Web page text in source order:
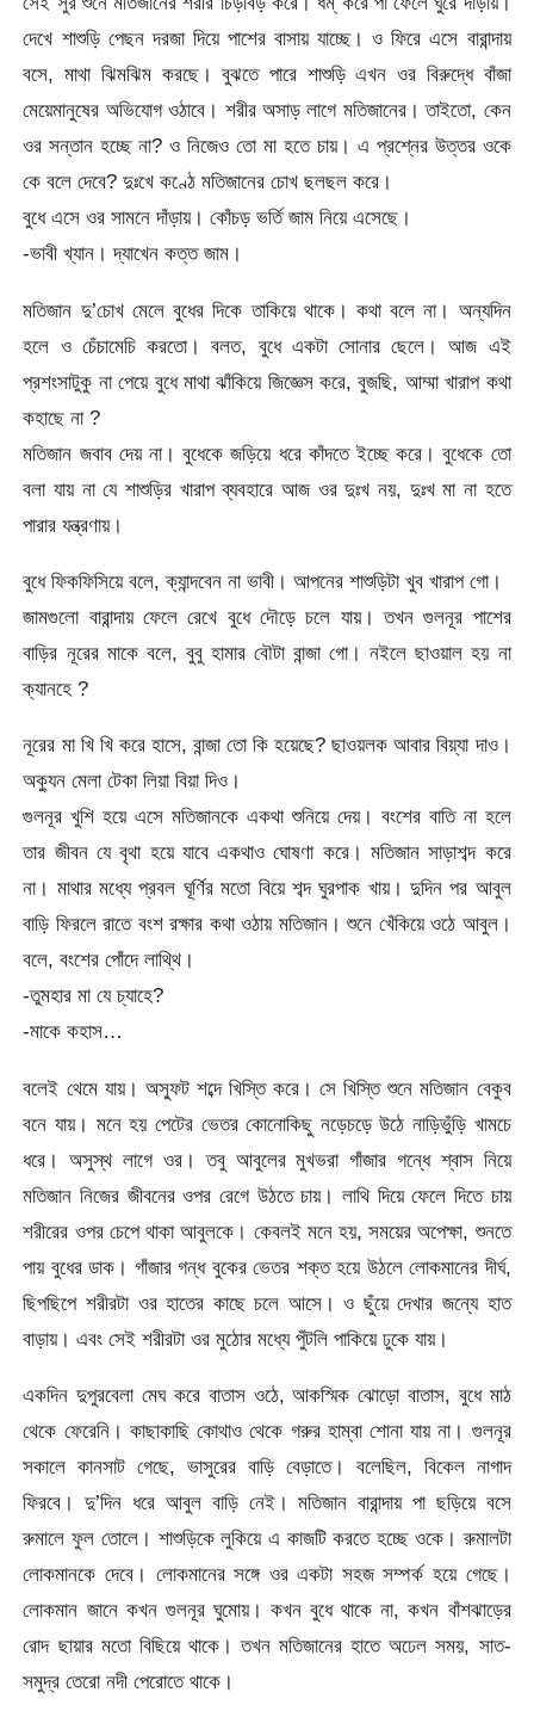
দেখে শাশুড়ি পেছন দরজা দিয়ে পাশের বাসায় যাচ্ছে। ও ফিরে এসে বারান্দায়
বসে, মাথা ঝিমঝিম করছে। বুঝতে পারে শাশুড়ি এখন ওর বিরুদ্ধে বাঁজা
মেয়েমানুষের অভিযোগ ওঠাবে। শরীর অসাড় লাগে মতিজানের। তাইতো, কেন
ওর সন্তান হচ্ছে না? ও নিজেও তো মা হতে চায়। এ প্রশ্নের উত্তর ওকে
কে বলে দেবে? দুঃখে কণ্ঠে মতিজানের চোখ ছলছল করে।
বুধে এসে ওর সামনে দাঁড়ায়। কোঁচড় ভর্তি জাম নিয়ে এসেছে।
-ভাবী খ্যান। দ্যাখেন কত্ত জাম।
মতিজান দু’চোখ মেলে বুধের দিকে তাকিয়ে থাকে। কথা বলে না। অন্যদিন
হলে ও চেঁচামেচি করতো। বলত, বুধে একটা সোনার ছেলে। আজ এই
প্রশংসাটুকু না পেয়ে বুধে মাথা ঝাঁকিয়ে জিজ্ঞেস করে, বুজছি, আম্মা খারাপ কথা
কহাছে না ?
মতিজান জবাব দেয় না। বুধেকে জড়িয়ে ধরে কাঁদতে ইচ্ছে করে। বুধেকে তো
বলা যায় না যে শাশুড়ির খারাপ ব্যবহারে আজ ওর দুঃখ নয়, দুঃখ মা না হতে
পারার যন্ত্রণায়।
বুধে ফিকফিসিয়ে বলে, ক্যান্দবেন না ভাবী। আপনের শাশুড়িটা খুব খারাপ গো।
জামগুলো বারান্দায় ফেলে রেখে বুধে দৌড়ে চলে যায়। তখন গুলনূর পাশের
বাড়ির নূরের মাকে বলে, বুবু হামার বৌটা বান্জা গো। নইলে ছাওয়াল হয় না
ক্যানহে ?
নূরের মা খি খি করে হাসে, বান্জা তো কি হয়েছে? ছাওয়লক আবার বিয়্যা দাও।
অক্যুন মেলা টেকা লিয়া বিয়া দিও।
গুলনূর খুশি হয়ে এসে মতিজানকে একথা শুনিয়ে দেয়। বংশের বাতি না হলে
তার জীবন যে বৃথা হয়ে যাবে একথাও ঘোষণা করে। মতিজান সাড়াশব্দ করে
না। মাথার মধ্যে প্রবল ঘূর্ণির মতো বিয়ে শব্দ ঘুরপাক খায়। দুদিন পর আবুল
বাড়ি ফিরলে রাতে বংশ রক্ষার কথা ওঠায় মতিজান। শুনে খেঁকিয়ে ওঠে আবুল।
বলে, বংশের পোঁদে লাথ্থি।
-তুমহার মা যে চ্যাহে?
-মাকে কহাস…
বলেই থেমে যায়। অস্ফুট শব্দে খিস্তি করে। সে খিস্তি শুনে মতিজান বেকুব
বনে যায়। মনে হয় পেটের ভেতর কোনোকিছু নড়েচড়ে উঠে নাড়িভুঁড়ি খামচে
ধরে। অসুস্থ লাগে ওর। তবু আবুলের মুখভরা গাঁজার গন্ধে শ্বাস নিয়ে
মতিজান নিজের জীবনের ওপর রেগে উঠতে চায়। লাথি দিয়ে ফেলে দিতে চায়
শরীরের ওপর চেপে থাকা আবুলকে। কেবলই মনে হয়, সময়ের অপেক্ষা, শুনতে
পায় বুধের ডাক। গাঁজার গন্ধ বুকের ভেতর শক্ত হয়ে উঠলে লোকমানের দীর্ঘ,
ছিপছিপে শরীরটা ওর হাতের কাছে চলে আসে। ও ছুঁয়ে দেখার জন্যে হাত
বাড়ায়। এবং সেই শরীরটা ওর মুঠোর মধ্যে পুঁটলি পাকিয়ে ঢুকে যায়।
একদিন দুপুরবেলা মেঘ করে বাতাস ওঠে, আকস্মিক ঝোড়ো বাতাস, বুধে মাঠ
থেকে ফেরেনি। কাছাকাছি কোথাও থেকে গরুর হাম্বা শোনা যায় না। গুলনূর
সকালে কানসাট গেছে, ভাসুরের বাড়ি বেড়াতে। বলেছিল, বিকেল নাগাদ
ফিরবে। দু’দিন ধরে আবুল বাড়ি নেই। মতিজান বারান্দায় পা ছড়িয়ে বসে
রুমালে ফুল তোলে। শাশুড়িকে লুকিয়ে এ কাজটি করতে হচ্ছে ওকে। রুমালটা
লোকমানকে দেবে। লোকমানের সঙ্গে ওর একটা সহজ সম্পর্ক হয়ে গেছে।
লোকমান জানে কখন গুলনূর ঘুমোয়। কখন বুধে থাকে না, কখন বাঁশঝাড়ের
রোদ ছায়ার মতো বিছিয়ে থাকে। তখন মতিজানের হাতে অঢেল সময়, সাত-
সমুদ্র তেরো নদী পেরোতে থাকে।